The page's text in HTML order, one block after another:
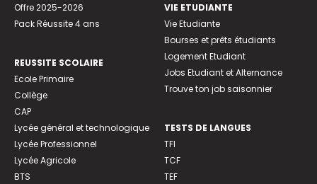
Offre 2025-2026
Pack Réussite 4 ans
REUSSITE SCOLAIRE
Ecole Primaire
Collège
CAP
Lycée général et technologique
Lycée Professionnel
Lycée Agricole
BTS
VIE ETUDIANTE
Vie Etudiante
Bourses et prêts étudiants
Logement Etudiant
Jobs Etudiant et Alternance
Trouve ton job saisonnier
TESTS DE LANGUES
TFI
TCF
TEF